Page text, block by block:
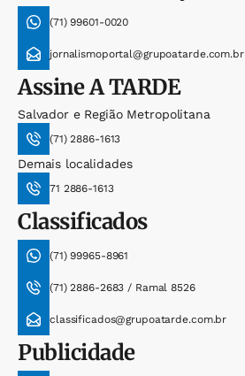
(71) 99601-0020
jornalismoportal@grupoatarde.com.br
AssineA TARDE
Salvador e Região Metropolitana
(71) 2886-1613
Demais localidades
71 2886-1613
Classificados
(71) 99965-8961
(71) 2886-2683 / Ramal 8526
classificados@grupoatarde.com.br
Publicidade